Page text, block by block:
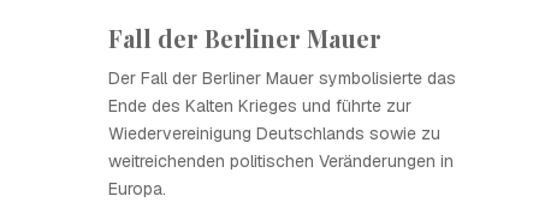
Fall der Berliner Mauer
Der Fall der Berliner Mauer symbolisierte das
Ende des Kalten Krieges und führte zur
Wiedervereinigung Deutschlands sowie zu
weitreichenden politischen Veränderungen in
Europa.